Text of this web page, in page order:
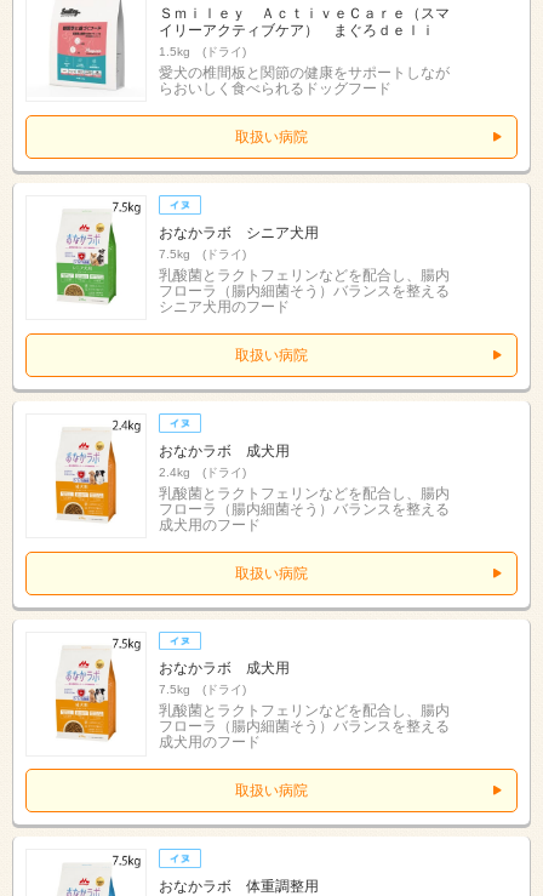
Ｓｍｉｌｅｙ ＡｃｔｉｖｅＣａｒｅ（スマ
イリーアクティブケア） まぐろｄｅｌｉ
1.5kg (ドライ)
愛犬の椎間板と関節の健康をサポートしなが
らおいしく食べられるドッグフード
取扱い病院
おなかラボ シニア犬用
7.5kg (ドライ)
乳酸菌とラクトフェリンなどを配合し、腸内
フローラ（腸内細菌そう）バランスを整える
シニア犬用のフード
取扱い病院
おなかラボ 成犬用
2.4kg (ドライ)
乳酸菌とラクトフェリンなどを配合し、腸内
フローラ（腸内細菌そう）バランスを整える
成犬用のフード
取扱い病院
おなかラボ 成犬用
7.5kg (ドライ)
乳酸菌とラクトフェリンなどを配合し、腸内
フローラ（腸内細菌そう）バランスを整える
成犬用のフード
取扱い病院
おなかラボ 体重調整用